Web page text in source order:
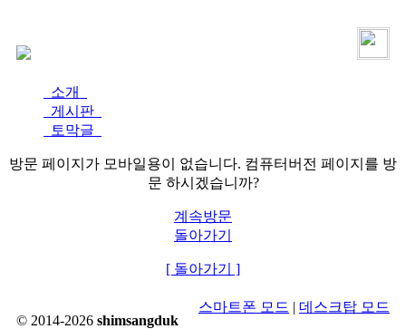
소개
게시판
토막글
방문 페이지가 모바일용이 없습니다. 컴퓨터버전 페이지를 방
문 하시겠습니까?
계속방문
돌아가기
[ 돌아가기 ]
© 2014-2026 shimsangduk
스마트폰 모드 | 데스크탑 모드